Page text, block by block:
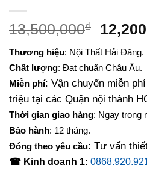
13,500,000₫
Giá
là:
Thương hiệu: Nội Thất Hải Đăng.
Chất lượng: Đạt chuẩn Châu Âu.
Miễn phí: Vận chuyển miễn
triệu tại các Quận nội thành
Thời gian giao hàng: Ngay trong
Bảo hành: 12 tháng.
Đóng theo yêu cầu: Tư vấn
☎ Kinh doanh 1: